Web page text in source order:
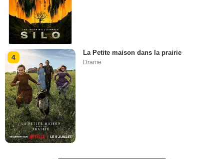
4
La Petite maison dans la prairie
Drame